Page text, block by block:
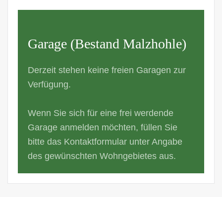
Garage (Bestand Malzhohle)
Derzeit stehen keine freien Garagen zur
Verfügung.
Wenn Sie sich für eine frei werdende
Garage anmelden möchten, füllen Sie
bitte das Kontaktformular unter Angabe
des gewünschten Wohngebietes aus.